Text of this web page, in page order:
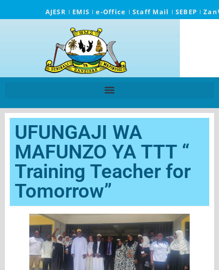
AJESR EMIS e-Office Staff Mail SEBEP
UFUNGAJI WA
MAFUNZO YA TTT “
Training Teacher for
Tomorrow”